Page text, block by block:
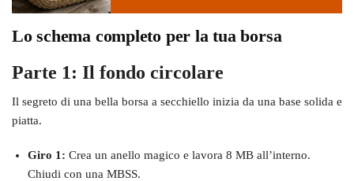
Lo schema completo per la tua borsa
Parte 1: Il fondo circolare
Il segreto di una bella borsa a secchiello inizia da una base solida e
piatta.
Giro 1: Crea un anello magico e lavora 8 MB all’interno.
Chiudi con una MBSS.